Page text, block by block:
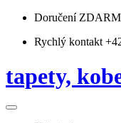
Doručení
Rychlý kontakt
tapety,